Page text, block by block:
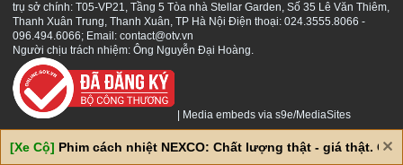
trụ sở chính: T05-VP21, Tầng 5 Tòa nhà Stellar Garden, Số 35 Lê Văn Thiêm,
Thanh Xuân Trung, Thanh Xuân, TP Hà Nội Điện thoại: 024.3555.8066 -
096.494.6066; Email: contact@otv.vn
Người chịu trách nhiệm: Ông Nguyễn Đại Hoàng.
Media embeds via s9e/MediaSites
[Xe Cộ] Phim cách nhiệt NEXCO: Chất lượng thật - giá thật. Giá